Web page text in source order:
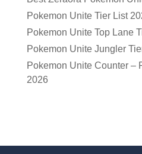
Pokemon Unite Tier List
Pokemon Unite Top Lane
Pokemon Unite Jungler
Pokemon Unite Counter –
2026